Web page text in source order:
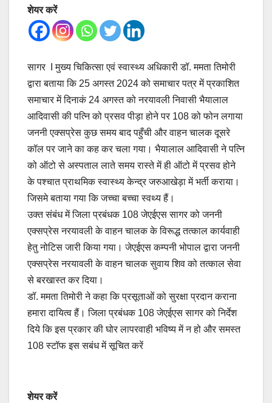
शेयर करें
सागर I मुख्य चिकित्सा एवं स्वास्थ्य अधिकारी डॉ. ममता तिमोरी
द्वारा बताया कि 25 अगस्त 2024 को समाचार पत्र में प्रकाशित
समाचार में दिनाकं 24 अगस्त को नरयावली निवासी भैयालाल
आदिवासी की पत्नि को प्रसव पीड़ा होने पर 108 को फोन लगाया
जननी एक्सप्रेस कुछ समय बाद पहुँची और वाहन चालक दूसरे
कॉल पर जाने का कह कर चला गया। भैयालाल आदिवासी ने पत्नि
को ऑटो से अस्पताल लाते समय रास्ते में ही ऑटो में प्रसव होने
के पश्चात प्राथमिक स्वास्थ्य केन्द्र जरुआखेड़ा में भर्ती कराया।
जिसमे बताया गया कि जच्चा बच्चा स्वथ्य हैं।
उक्त संबंध में जिला प्रबंधक 108 जेएईएस सागर को जननी
एक्सप्रेस नरयावली के वाहन चालक के विरूद्ध तत्काल कार्यवाही
हेतु नोटिस जारी किया गया। जेएईएस कम्पनी भोपाल द्वारा जननी
एक्सप्रेस नरयावली के वाहन चालक सुवाय शिव को तत्काल सेवा
से बरखास्त कर दिया।
डॉ. ममता तिमोरी ने कहा कि प्रसूताओं को सुरक्षा प्रदान कराना
हमारा दायित्व हैं। जिला प्रबंधक 108 जेएईएस सागर को निर्देश
दिये कि इस प्रकार की घोर लापरवाही भविष्य में न हो और समस्त
108 स्टॉफ इस सबंध में सूचित करें
शेयर करें